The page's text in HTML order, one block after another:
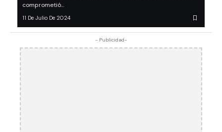
comprometió…
11 De Julio De 2024
- Publicidad-